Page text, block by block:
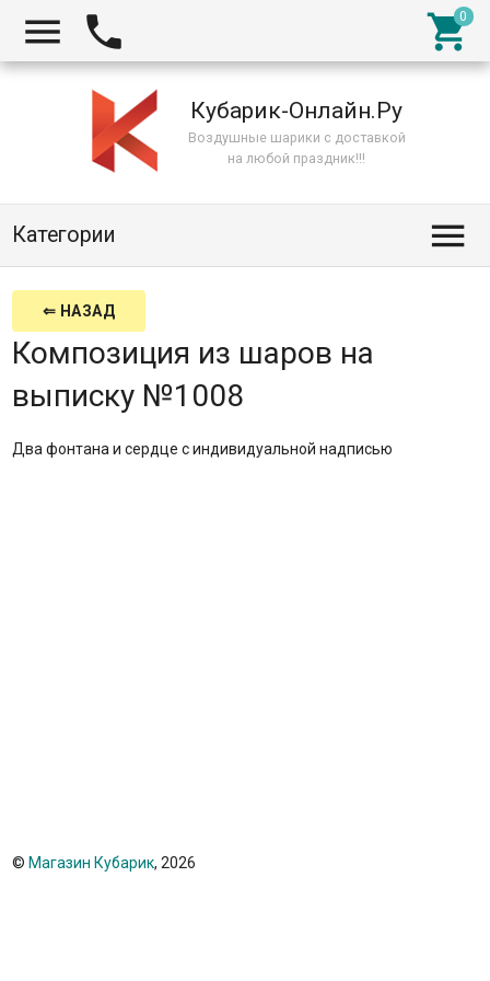
  
Кубарик-Онлайн.Ру
Воздушные шарики с доставкой
на любой праздник!!!
Категории 
⇐ НАЗАД
Композиция из шаров на
выписку №1008
Два фонтана и сердце с индивидуальной надписью
© Магазин Кубарик, 2026